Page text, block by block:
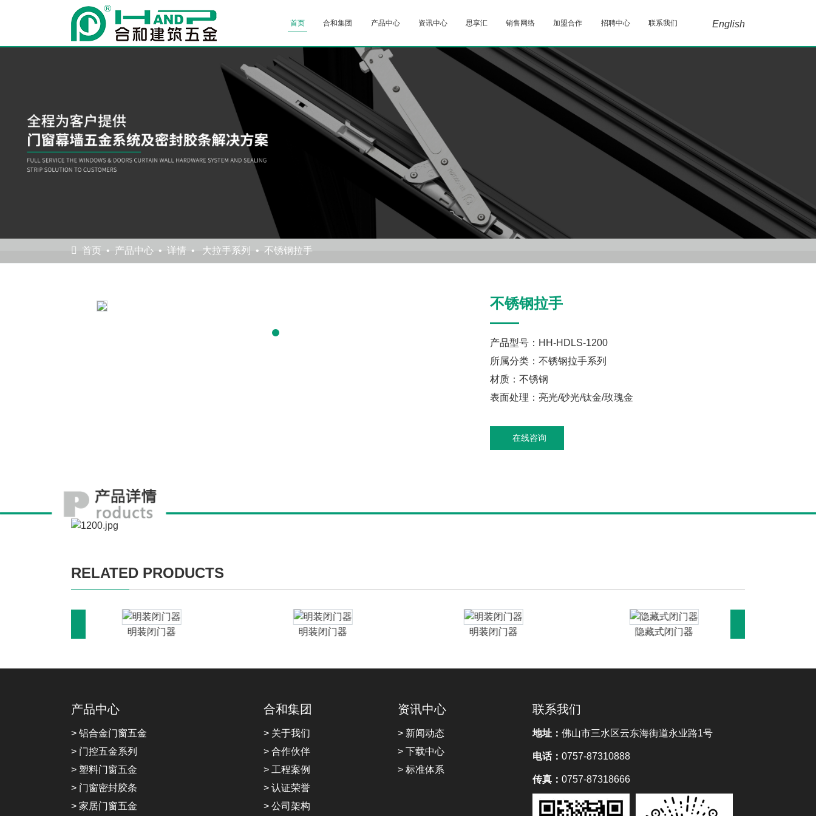
English
首页 合和集团 产品中心 资讯中心 思享汇 销售网络 加盟合作 招聘中心 联系我们
首页 产品中心 详情 大拉手系列 不锈钢拉手
不锈钢拉手
产品型号：HH-HDLS-1200
所属分类：不锈钢拉手系列
材质：不锈钢
表面处理：亮光/砂光/钛金/玫瑰金
在线咨询
RELATED PRODUCTS
明装闭门器 明装闭门器 明装闭门器 隐藏式闭门器
产品中心
> 铝合金门窗五金
> 门控五金系列
> 塑料门窗五金
> 门窗密封胶条
> 家居门窗五金
合和集团
> 关于我们
> 合作伙伴
> 工程案例
> 认证荣誉
> 公司架构
资讯中心
> 新闻动态
> 下载中心
> 标准体系
联系我们
地址： 佛山市三水区云东海街道永业路1号
电话： 0757-87310888
传真： 0757-87318666